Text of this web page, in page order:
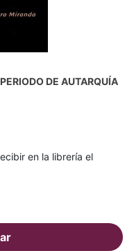
DE AUTARQUÍA
en la librería el